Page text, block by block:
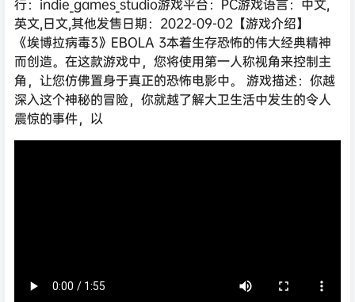
行：indie_games_studio游戏平台：PC游戏语言：中文,
英文,日文,其他发售日期：2022-09-02【游戏介绍】
《埃博拉病毒3》EBOLA 3本着生存恐怖的伟大经典精神
而创造。在这款游戏中，您将使用第一人称视角来控制主
角，让您仿佛置身于真正的恐怖电影中。 游戏描述：你越
深入这个神秘的冒险，你就越了解大卫生活中发生的令人
震惊的事件，以